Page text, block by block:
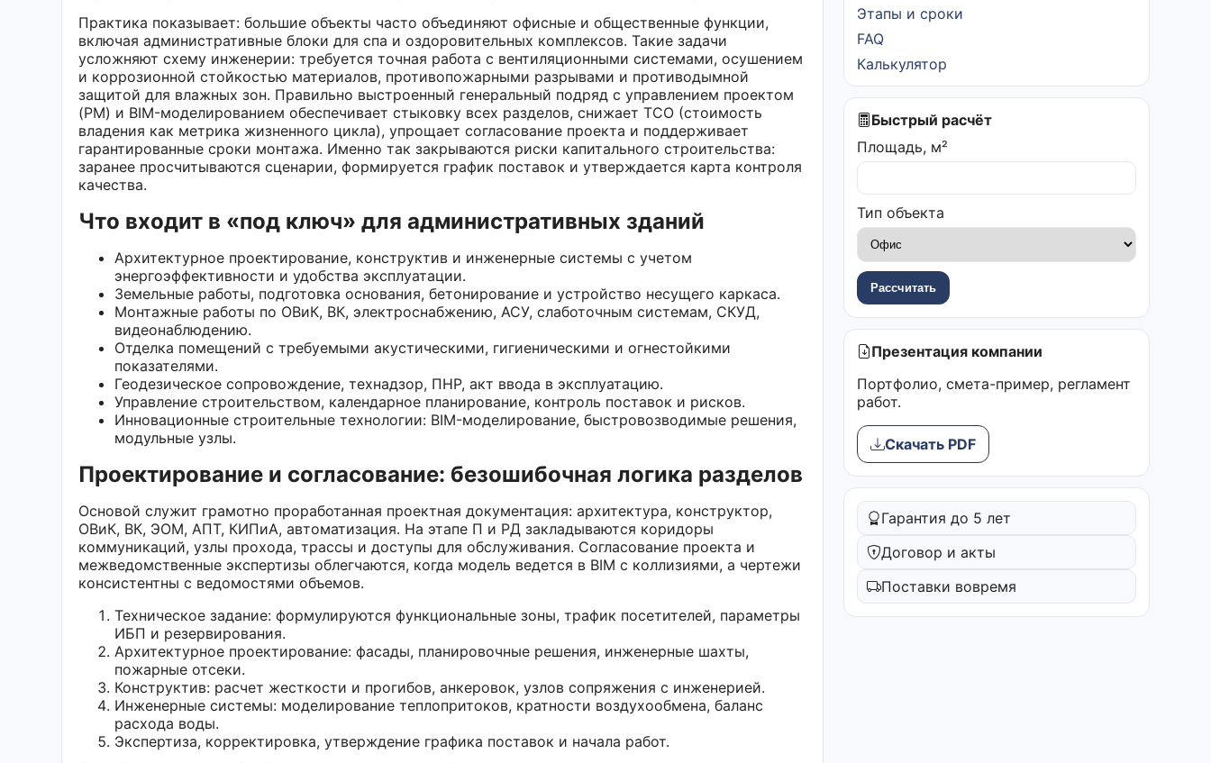
Практика показывает: большие объекты часто объединяют офисные и общественные функции,
включая административные блоки для спа и оздоровительных комплексов. Такие задачи
усложняют схему инженерии: требуется точная работа с вентиляционными системами, осушением
и коррозионной стойкостью материалов, противопожарными разрывами и противодымной
защитой для влажных зон. Правильно выстроенный генеральный подряд с управлением проектом
(PM) и BIM-моделированием обеспечивает стыковку всех разделов, снижает TCO (стоимость
владения как метрика жизненного цикла), упрощает согласование проекта и поддерживает
гарантированные сроки монтажа. Именно так закрываются риски капитального строительства:
заранее просчитываются сценарии, формируется график поставок и утверждается карта контроля
качества.
Что входит в «под ключ» для административных зданий
Архитектурное проектирование, конструктив и инженерные системы с учетом
энергоэффективности и удобства эксплуатации.
Земельные работы, подготовка основания, бетонирование и устройство несущего каркаса.
Монтажные работы по ОВиК, ВК, электроснабжению, АСУ, слаботочным системам, СКУД,
видеонаблюдению.
Отделка помещений с требуемыми акустическими, гигиеническими и огнестойкими
показателями.
Геодезическое сопровождение, технадзор, ПНР, акт ввода в эксплуатацию.
Управление строительством, календарное планирование, контроль поставок и рисков.
Инновационные строительные технологии: BIM-моделирование, быстровозводимые решения,
модульные узлы.
Проектирование и согласование: безошибочная логика разделов
Основой служит грамотно проработанная проектная документация: архитектура, конструктор,
ОВиК, ВК, ЭОМ, АПТ, КИПиА, автоматизация. На этапе П и РД закладываются коридоры
коммуникаций, узлы прохода, трассы и доступы для обслуживания. Согласование проекта и
межведомственные экспертизы облегчаются, когда модель ведется в BIM с коллизиями, а чертежи
консистентны с ведомостями объемов.
Техническое задание: формулируются функциональные зоны, трафик посетителей, параметры
ИБП и резервирования.
Архитектурное проектирование: фасады, планировочные решения, инженерные шахты,
пожарные отсеки.
Конструктив: расчет жесткости и прогибов, анкеровок, узлов сопряжения с инженерией.
Инженерные системы: моделирование теплопритоков, кратности воздухообмена, баланс
расхода воды.
Экспертиза, корректировка, утверждение графика поставок и начала работ.
Этапы и сроки
FAQ
Калькулятор
Быстрый расчёт
Площадь, м²
Тип объекта
Рассчитать
Презентация компании
Портфолио, смета-пример, регламент
работ.
Скачать PDF
Гарантия до 5 лет
Договор и акты
Поставки вовремя